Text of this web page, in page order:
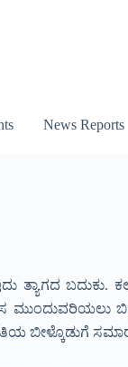
News Reports
ತ್ಯಾಗದ
ಬೀಳ್ಕೊಡುಗೆ